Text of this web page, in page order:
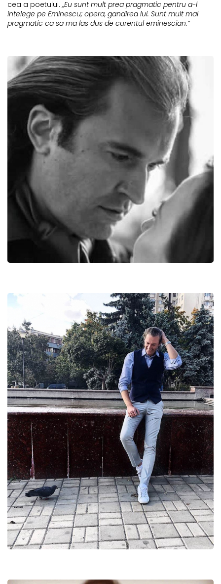
cea a poetului.„Eu sunt mult prea pragmatic pentru a-l
intelege pe Eminescu; opera, gandirea lui. Sunt mult mai
pragmatic ca sa ma las dus de curentul eminescian.”